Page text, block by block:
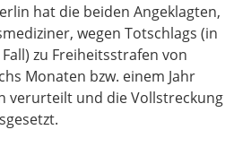
hat die beiden Angeklagten,
wegen Totschlags (in
zu Freiheitsstrafen von
Monaten bzw. einem Jahr
verurteilt und die Vollstreckung